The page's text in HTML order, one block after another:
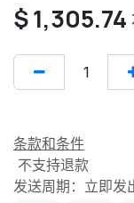
$1,305.74
条款和条件
不支持退款
发送周期：立即发